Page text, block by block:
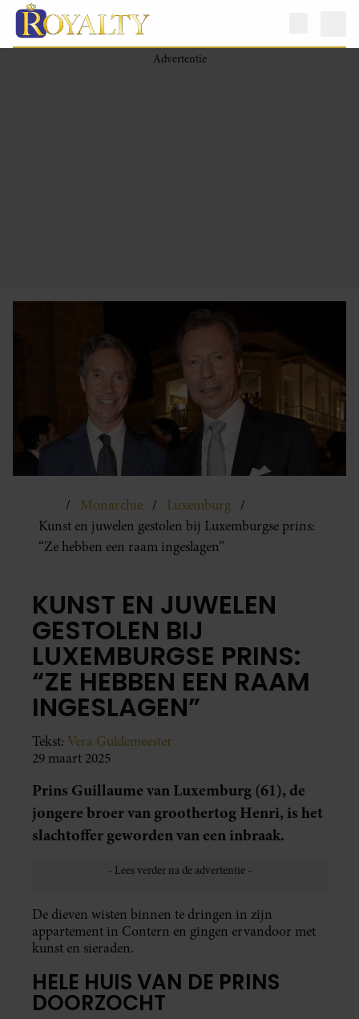
Monarchie
Luxemburg
Kunst en juwelen gestolen bij Luxemburgse prins:
“Ze hebben een raam ingeslagen”
KUNST EN JUWELEN
GESTOLEN BIJ
LUXEMBURGSE PRINS:
“ZE HEBBEN EEN RAAM
INGESLAGEN”
Tekst: Vera Guldemeester
29 maart 2025
Prins Guillaume van Luxemburg (61), de
jongere broer van groothertog Henri, is het
slachtoffer geworden van een inbraak.
De dieven wisten binnen te dringen in zijn
appartement in Contern en gingen ervandoor met
kunst en sieraden.
HELE HUIS VAN DE PRINS
DOORZOCHT